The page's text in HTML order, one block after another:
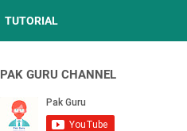
TUTORIAL
PAK GURU CHANNEL